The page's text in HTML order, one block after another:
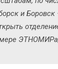
и Боровск